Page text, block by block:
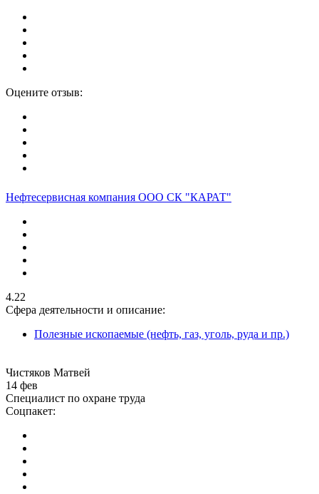
Оцените отзыв:
Нефтесервисная компания ООО СК "КАРАТ"
4.22
Сфера деятельности и описание:
Полезные ископаемые (нефть, газ, уголь, руда и пр.)
Чистяков Матвей
14 фев
Специалист по охране труда
Соцпакет: